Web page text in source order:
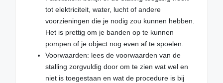
tot elektriciteit, water, lucht of andere
voorzieningen die je nodig zou kunnen hebben.
Het is prettig om je banden op te kunnen
pompen of je object nog even af te spoelen.
Voorwaarden: lees de voorwaarden van de
stalling zorgvuldig door om te zien wat wel en
niet is toegestaan en wat de procedure is bij